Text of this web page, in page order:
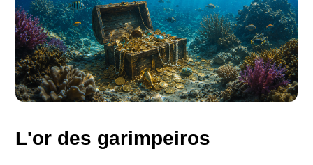
L'or des garimpeiros